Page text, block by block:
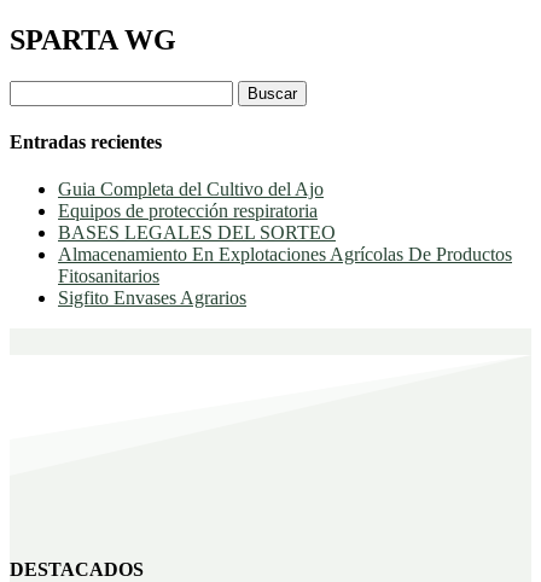
SPARTA WG
Entradas recientes
Guia Completa del Cultivo del Ajo
Equipos de protección respiratoria
BASES LEGALES DEL SORTEO
Almacenamiento En Explotaciones Agrícolas De Productos
Fitosanitarios
Sigfito Envases Agrarios
DESTACADOS